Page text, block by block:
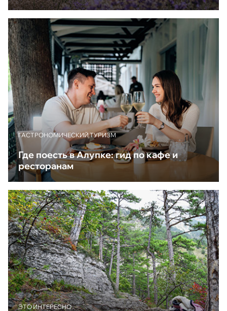
ГАСТРОНОМИЧЕСКИЙ ТУРИЗМ
Где поесть в Алупке: гид по кафе и
ресторанам
ЭТО ИНТЕРЕСНО